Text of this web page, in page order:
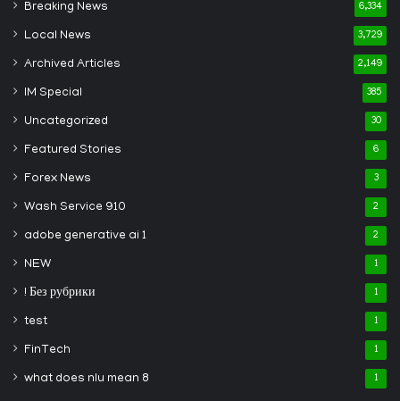
Breaking News 6,334
Local News 3,729
Archived Articles 2,149
IM Special 385
Uncategorized 30
Featured Stories 6
Forex News 3
Wash Service 910 2
adobe generative ai 1 2
NEW 1
! Без рубрики 1
test 1
FinTech 1
what does nlu mean 8 1